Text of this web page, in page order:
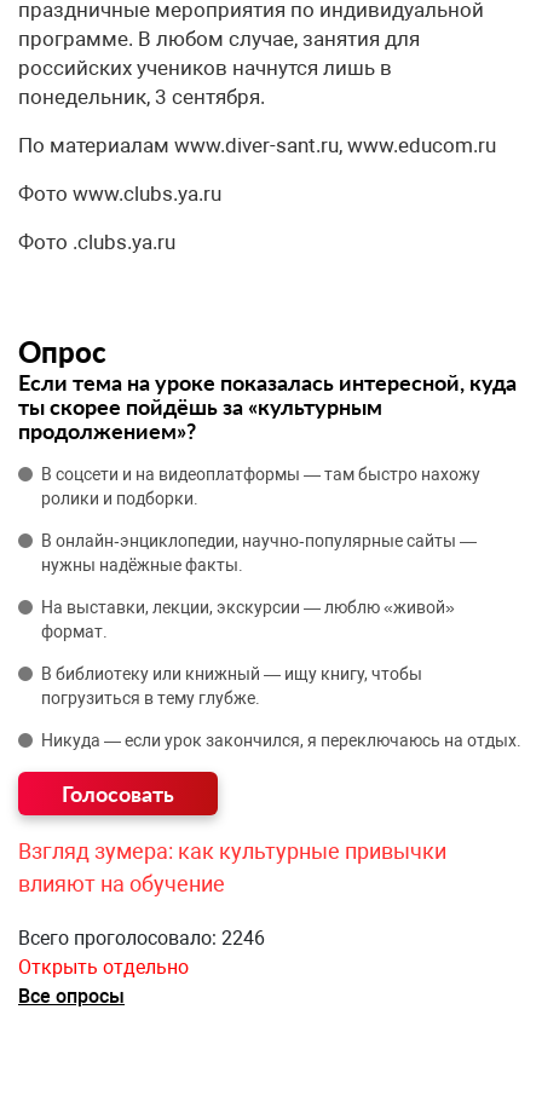
праздничные мероприятия по индивидуальной
программе. В любом случае, занятия для
российских учеников начнутся лишь в
понедельник, 3 сентября.
По материалам www.diver-sant.ru, www.educom.ru
Фото www.clubs.ya.ru
Фото .clubs.ya.ru
Опрос
Если тема на уроке показалась интересной, куда
ты скорее пойдёшь за «культурным
продолжением»?
В соцсети и на видеоплатформы — там быстро нахожу
ролики и подборки.
В онлайн‑энциклопедии, научно‑популярные сайты —
нужны надёжные факты.
На выставки, лекции, экскурсии — люблю «живой»
формат.
В библиотеку или книжный — ищу книгу, чтобы
погрузиться в тему глубже.
Никуда — если урок закончился, я переключаюсь на отдых.
Взгляд зумера: как культурные привычки
влияют на обучение
Всего проголосовало: 2246
Открыть отдельно
Все опросы